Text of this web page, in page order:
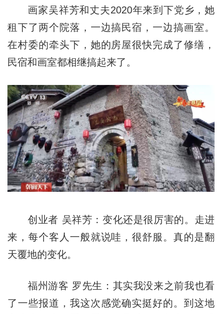
画家吴祥芳和丈夫2020年来到下党乡，她
租下了两个院落，一边搞民宿，一边搞画室。
在村委的牵头下，她的房屋很快完成了修缮，
民宿和画室都相继搞起来了。
创业者 吴祥芳：变化还是很厉害的。走进
来，每个客人一般就说哇，很舒服。真的是翻
天覆地的变化。
福州游客 罗先生：其实我没来之前我也看
了一些报道，我这次感觉确实挺好的。到这地